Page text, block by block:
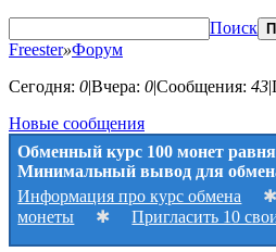
Поиск
Freester»Форум
Сегодня: 0|Вчера: 0|Сообщения: 43|
Новые сообщения
Обменный курс 100 монет
Минимальный вывод для
Информация про курс обмена
✱
монеты
✱ Пригласить 10